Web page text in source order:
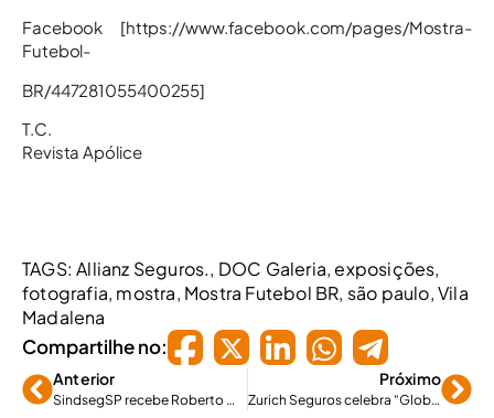
Facebook [https://www.facebook.com/pages/Mostra-
Futebol-
BR/447281055400255]
T.C.
Revista Apólice
TAGS: Allianz Seguros., DOC Galeria,exposições,
fotografia, mostra, Mostra Futebol BR, são paulo,Vila
Madalena
Compartilhe no:
Anterior
SindsegSP recebe Roberto Westenberger, superintendente da Susep
Próximo
Zurich Seguros celebra “Global Community Week” no Brasil